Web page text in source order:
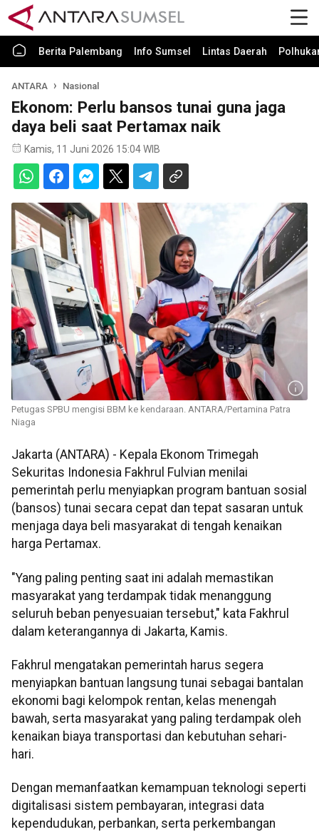
Berita Palembang Info Sumsel Lintas Daerah
ANTARA Nasional
Ekonom: Perlu bansos tunai guna jaga
daya beli saat Pertamax naik
Kamis, 11 Juni 2026 15:04 WIB
Petugas SPBU mengisi BBM ke kendaraan. ANTARA/Pertamina Patra
Niaga
Jakarta (ANTARA) - Kepala Ekonom Trimegah
Sekuritas Indonesia Fakhrul Fulvian menilai
pemerintah perlu menyiapkan program bantuan sosial
(bansos) tunai secara cepat dan tepat sasaran untuk
menjaga daya beli masyarakat di tengah kenaikan
harga Pertamax.
"Yang paling penting saat ini adalah memastikan
masyarakat yang terdampak tidak menanggung
seluruh beban penyesuaian tersebut," kata Fakhrul
dalam keterangannya di Jakarta, Kamis.
Fakhrul mengatakan pemerintah harus segera
menyiapkan bantuan langsung tunai sebagai bantalan
ekonomi bagi kelompok rentan, kelas menengah
bawah, serta masyarakat yang paling terdampak oleh
kenaikan biaya transportasi dan kebutuhan sehari-
hari.
Dengan memanfaatkan kemampuan teknologi seperti
digitalisasi sistem pembayaran, integrasi data
kependudukan, perbankan, serta perkembangan